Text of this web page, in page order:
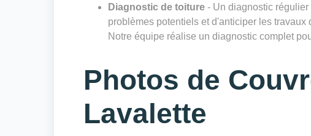
Diagnostic de toiture - Un diagnostic
problèmes potentiels et d'anticiper les
Notre équipe réalise un diagnostic complet
Photos de
Lavalette